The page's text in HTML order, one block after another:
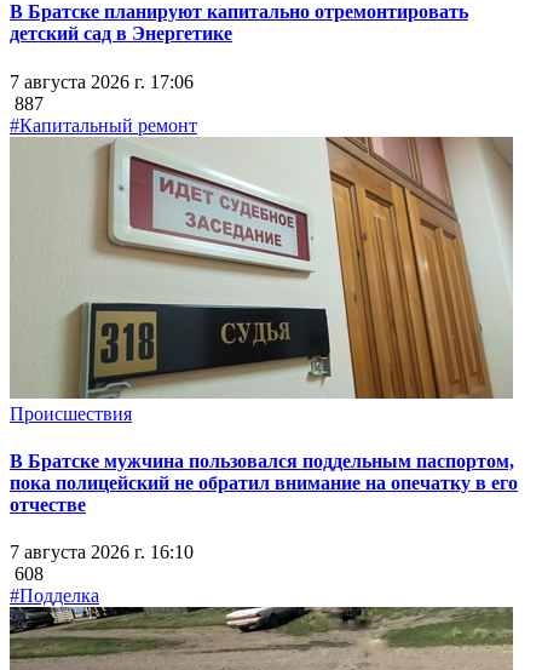
В Братске планируют капитально отремонтировать
детский сад в Энергетике
7 августа 2026 г. 17:06
887
#Капитальный ремонт
Происшествия
В Братске мужчина пользовался поддельным паспортом,
пока полицейский не обратил внимание на опечатку в его
отчестве
7 августа 2026 г. 16:10
608
#Подделка